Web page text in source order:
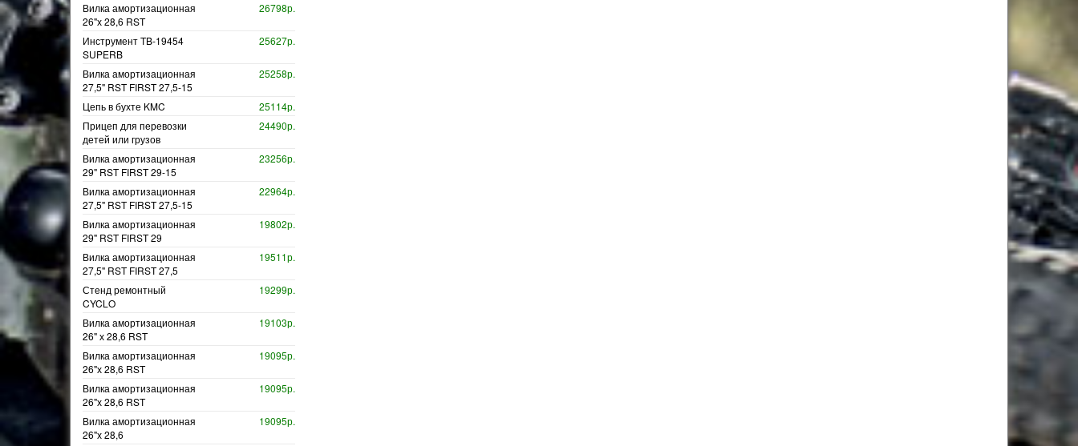
Вилка амортизационная
26"х 28,6 RST
26798р.
Инструмент TB-19454
SUPERB
25627р.
Вилка амортизационная
27,5" RST FIRST 27,5-15
25258р.
Цепь в бухте KMC
25114р.
Прицеп для перевозки
детей или грузов
24490р.
Вилка амортизационная
29" RST FIRST 29-15
23256р.
Вилка амортизационная
27,5" RST FIRST 27,5-15
22964р.
Вилка амортизационная
29" RST FIRST 29
19802р.
Вилка амортизационная
27,5" RST FIRST 27,5
19511р.
Стенд ремонтный
CYCLO
19299р.
Вилка амортизационная
26" х 28,6 RST
19103р.
Вилка амортизационная
26"х 28,6 RST
19095р.
Вилка амортизационная
26"х 28,6 RST
19095р.
Вилка амортизационная
26"х 28,6
19095р.